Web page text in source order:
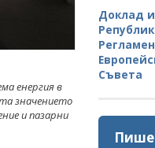
енергия в
значението
и пазарни
Доклад
Съвета